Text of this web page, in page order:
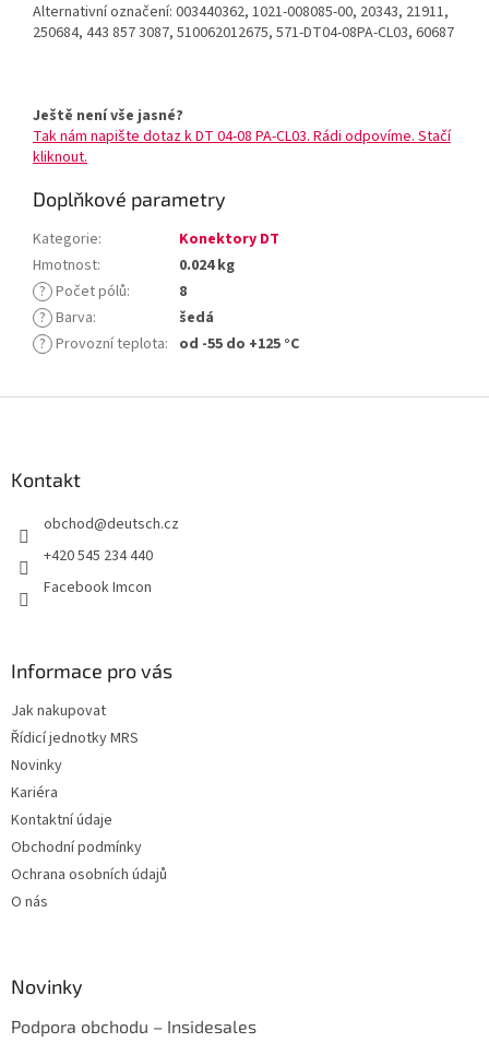
Alternativní označení: 003440362, 1021-008085-00, 20343, 21911,
250684, 443 857 3087, 510062012675, 571-DT04-08PA-CL03, 60687
Ještě není vše jasné?
Tak nám napište dotaz k DT 04-08 PA-CL03. Rádi odpovíme. Stačí
kliknout.
Doplňkové parametry
Kategorie:
Konektory DT
Hmotnost:
0.024 kg
? Počet pólů:
8
? Barva:
šedá
? Provozní teplota: od -55 do +125 °C
Kontakt
obchod@deutsch.cz
+420 545 234 440
Facebook Imcon
Informace pro vás
Jak nakupovat
Řídicí jednotky MRS
Novinky
Kariéra
Kontaktní údaje
Obchodní podmínky
Ochrana osobních údajů
O nás
Novinky
Podpora obchodu – Insidesales